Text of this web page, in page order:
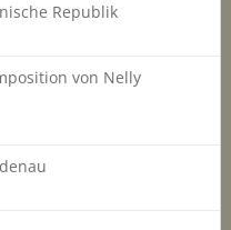
Republik
von Nelly